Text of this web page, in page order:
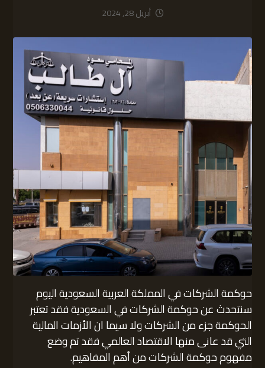
أبريل 28, 2024
حوكمة الشركات في المملكة العربية السعودية اليوم
سنتحدث عن حوكمة الشركات في السعودية فقد تعتبر
الحوكمة جزء من الشركات ولا سيما ان الأزمات المالية
التي قد عانى منها الاقتصاد العالمي فقد تم وضع
مفهوم حوكمة الشركات من أهم المفاهيم.